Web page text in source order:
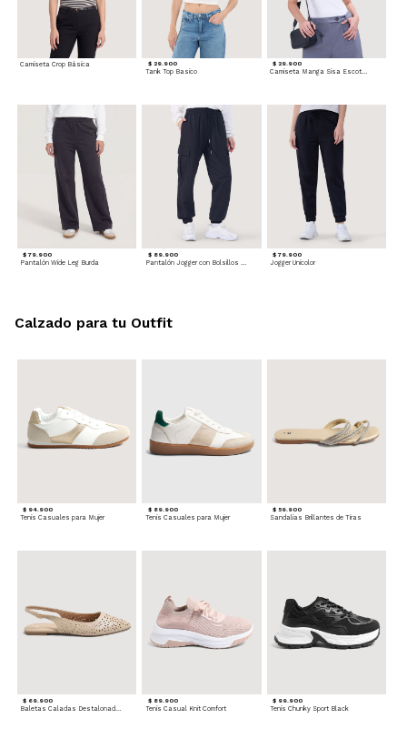
Camiseta Crop Básica $ 29.900
Tank Top Basico
$ 29.900
Camiseta Manga Sisa Escotada
$ 79.900
Pantalón Wide Leg Burda
$ 89.900
Pantalón Jogger con Bolsillos Cargo
$ 79.900
Jogger Unicolor
$ 94.900
Tenis Casuales para Mujer
$ 89.900
Tenis Casuales para Mujer
$ 59.900
Sandalias Brillantes de Tiras
$ 69.900
Baletas Caladas Destalonadas
$ 89.900
Tenis Casual Knit Comfort
$ 99.900
Tenis Chunky Sport Black
Calzado para tu Outfit